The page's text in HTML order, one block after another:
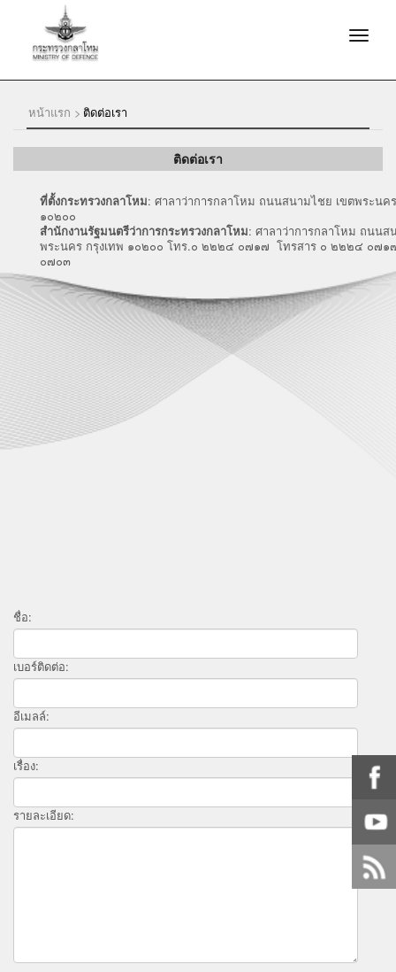
หน้าแรก > ติดต่อเรา
ติดต่อเรา
ที่ตั้งกระทรวงกลาโหม: ศาลาว่าการกลาโหม ถนนสนามไชย เขตพระนค
๑๐๒๐๐
สำนักงานรัฐมนตรีว่าการกระทรวงกลาโหม: ศาลาว่าการกลาโหม ถนนส
พระนคร กรุงเทพ ๑๐๒๐๐ โทร.๐ ๒๒๒๔ ๐๗๑๗ โทรสาร ๐ ๒๒๒๔ ๐๗
๐๗๐๓
ชื่อ:
เบอร์ติดต่อ:
อีเมลล์:
เรื่อง:
รายละเอียด: